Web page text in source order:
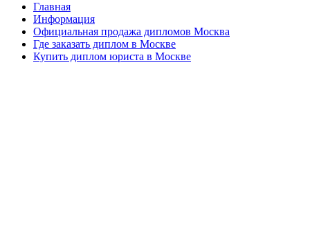
Главная
Информация
Официальная продажа дипломов Москва
Где заказать диплом в Москве
Купить диплом юриста в Москве